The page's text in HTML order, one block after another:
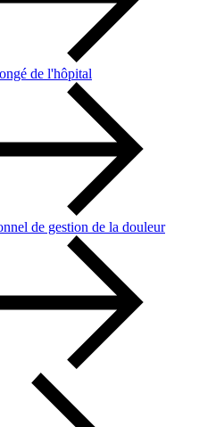
de l'hôpital
de gestion de la douleur